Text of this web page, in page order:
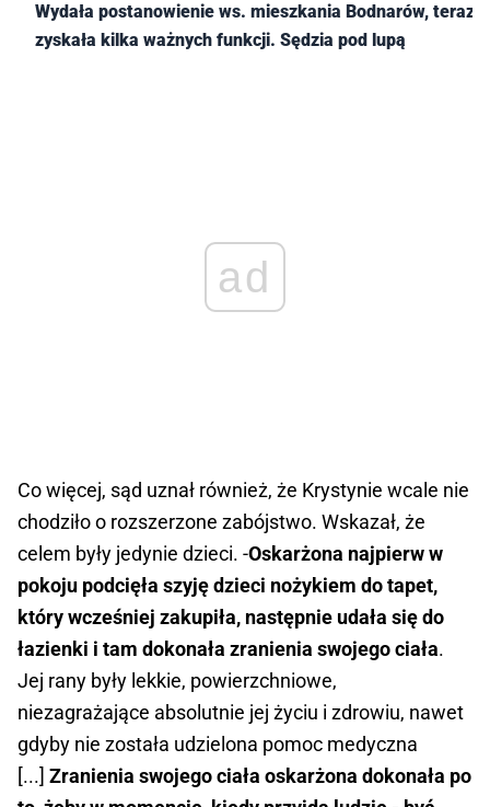
Wydała postanowienie ws. mieszkania Bodnarów, teraz
zyskała kilka ważnych funkcji. Sędzia pod lupą
ad
Co więcej, sąd uznał również, że Krystynie wcale nie
chodziło o rozszerzone zabójstwo. Wskazał, że
celem były jedynie dzieci. -Oskarżona najpierw w
pokoju podcięła szyję dzieci nożykiem do tapet,
który wcześniej zakupiła, następnie udała się do
łazienki i tam dokonała zranienia swojego ciała.
Jej rany były lekkie, powierzchniowe,
niezagrażające absolutnie jej życiu i zdrowiu, nawet
gdyby nie została udzielona pomoc medyczna
[...] Zranienia swojego ciała oskarżona dokonała po